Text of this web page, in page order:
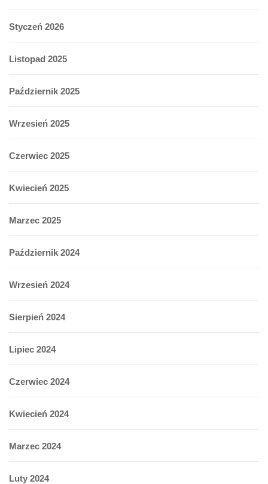
Styczeń 2026
Listopad 2025
Październik 2025
Wrzesień 2025
Czerwiec 2025
Kwiecień 2025
Marzec 2025
Październik 2024
Wrzesień 2024
Sierpień 2024
Lipiec 2024
Czerwiec 2024
Kwiecień 2024
Marzec 2024
Luty 2024